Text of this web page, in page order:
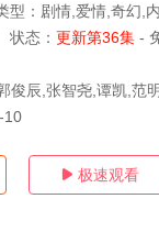
型： 剧情,爱情,奇幻,
状态： 更新第36集 -
俊辰,张智尧,谭凯,范
10
 极速观看